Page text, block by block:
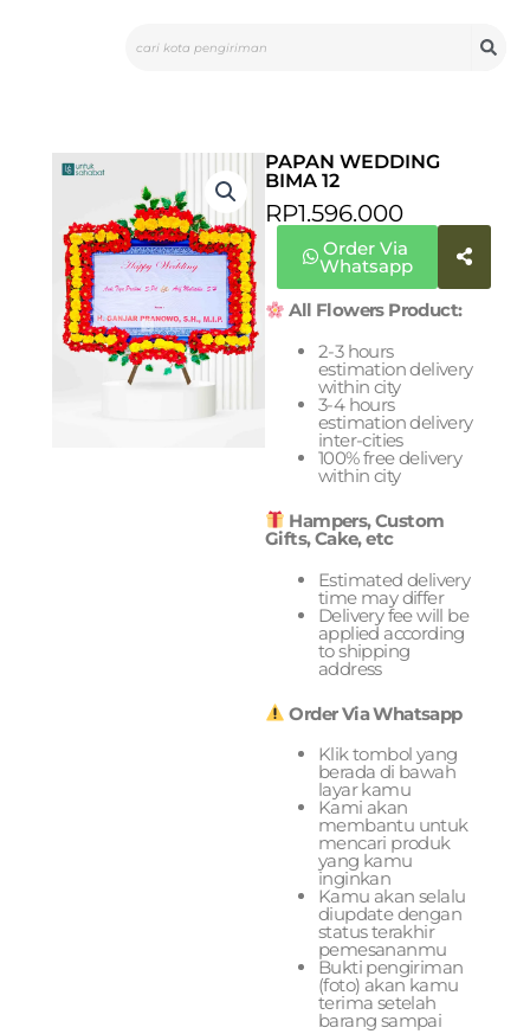
PAPAN WEDDING
BIMA 12
RP1.596.000
Order Via
Whatsapp
All Flowers Product:
2-3 hours
estimation delivery
within city
3-4 hours
estimation delivery
inter-cities
100% free delivery
within city
Hampers, Custom
Gifts, Cake, etc
Estimated delivery
time may differ
Delivery fee will be
applied according
to shipping
address
Order Via Whatsapp
Klik tombol yang
berada di bawah
layar kamu
Kami akan
membantu untuk
mencari produk
yang kamu
inginkan
Kamu akan selalu
diupdate dengan
status terakhir
pemesananmu
Bukti pengiriman
(foto) akan kamu
terima setelah
barang sampai